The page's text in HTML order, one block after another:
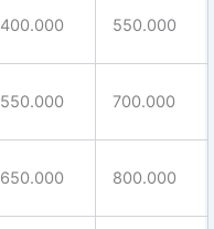
400.000 550.000
550.000 700.000
650.000 800.000